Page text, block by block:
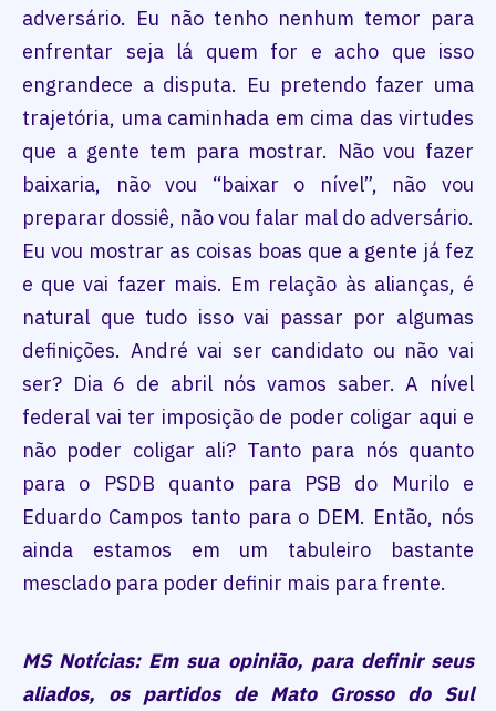
adversário. Eu não tenho nenhum temor para
enfrentar seja lá quem for e acho que isso
engrandece a disputa. Eu pretendo fazer uma
trajetória, uma caminhada em cima das virtudes
que a gente tem para mostrar. Não vou fazer
baixaria, não vou “baixar o nível”, não vou
preparar dossiê, não vou falar mal do adversário.
Eu vou mostrar as coisas boas que a gente já fez
e que vai fazer mais. Em relação às alianças, é
natural que tudo isso vai passar por algumas
definições. André vai ser candidato ou não vai
ser? Dia 6 de abril nós vamos saber. A nível
federal vai ter imposição de poder coligar aqui e
não poder coligar ali? Tanto para nós quanto
para o PSDB quanto para PSB do Murilo e
Eduardo Campos tanto para o DEM. Então, nós
ainda estamos em um tabuleiro bastante
mesclado para poder definir mais para frente.
MS Notícias: Em sua opinião, para definir seus
aliados, os partidos de Mato Grosso do Sul